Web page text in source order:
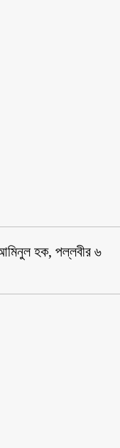
আমিনুল হক, পল্লবীর ৬